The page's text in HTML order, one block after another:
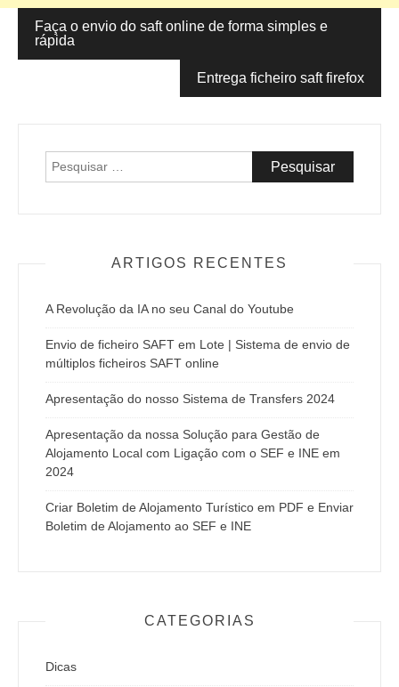
Navegação
de
Faça o envio do saft online de forma simples e
rápida
Entrega ficheiro saft firefox
Pesquisar
por:
ARTIGOS RECENTES
A Revolução da IA no seu Canal do Youtube
Envio de ficheiro SAFT em Lote | Sistema de envio de
múltiplos ficheiros SAFT online
Apresentação do nosso Sistema de Transfers 2024
Apresentação da nossa Solução para Gestão de
Alojamento Local com Ligação com o SEF e INE em
2024
Criar Boletim de Alojamento Turístico em PDF e Enviar
Boletim de Alojamento ao SEF e INE
CATEGORIAS
Dicas